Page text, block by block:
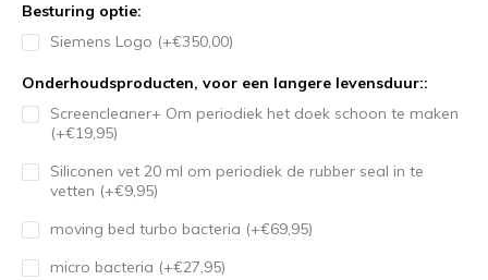
Besturing optie:
Siemens Logo (+€350,00)
Onderhoudsproducten, voor een langere levensduur::
Screencleaner+ Om periodiek het doek schoon te maken
(+€19,95)
Siliconen vet 20 ml om periodiek de rubber seal in te
vetten (+€9,95)
moving bed turbo bacteria (+€69,95)
micro bacteria (+€27,95)